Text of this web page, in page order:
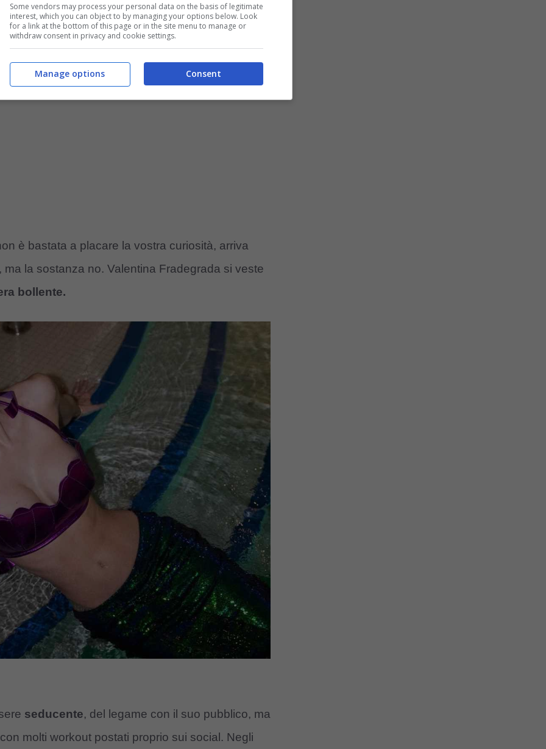
nel cuore degli italiani e non solo.
l’entusiasmo: che scatto!
è bastata a placare la vostra curiosità, arriva
ma la sostanza no. Valentina Fradegrada si veste
bollente.
seducente, del legame con il suo pubblico, ma
molti workout postati proprio sui social. Negli
Some vendors may process your personal data on the basis of legitimate
interest, which you can object to by managing your options below. Look
for a link at the bottom of this page or in the site menu to manage or
withdraw consent in privacy and cookie settings.
Consent
Manage options